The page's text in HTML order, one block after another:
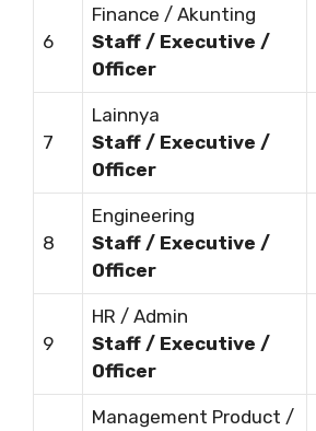
6
Finance / Akunting
Staff / Executive /
Officer
7
Lainnya
Staff / Executive /
Officer
8
Engineering
Staff / Executive /
Officer
9
HR / Admin
Staff / Executive /
Officer
Management Product /